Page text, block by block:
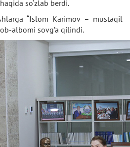
so‘zlab berdi.
“Islom Karimov – mustaqil
albomi sovg’a qilindi.